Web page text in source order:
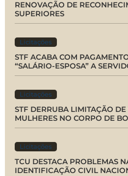
RENOVAÇÃO DE
SUPERIORES
Licitações
STF ACABA COM
“SALÁRIO-ESPOSA” A
Licitações
STF DERRUBA LIMITAÇÃO
MULHERES NO CORPO DE
Licitações
TCU DESTACA PROBLEMAS
IDENTIFICAÇÃO CIVIL